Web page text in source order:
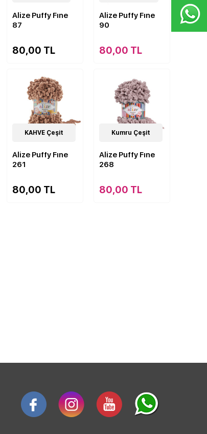
Alize Puffy Fıne
87
80,00 TL
Alize Puffy Fıne
90
80,00 TL
62Çeşit
KAHVE Çeşit
Alize Puffy Fıne
261
80,00 TL
62Çeşit
Kumru Çeşit
Alize Puffy Fıne
268
80,00 TL